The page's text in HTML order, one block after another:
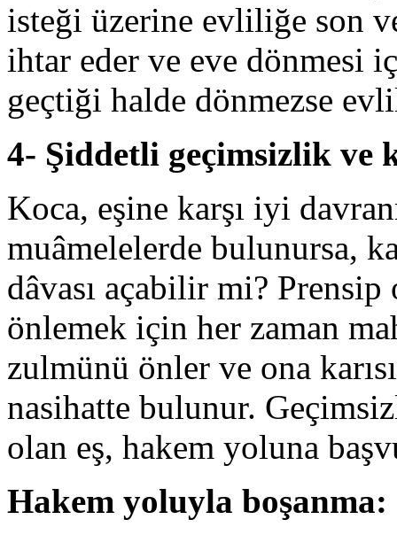
isteği üzerine evliliğe son
ihtar eder ve eve dönmesi
geçtiği halde dönmezse
4- Şiddetli geçimsizlik ve
Koca, eşine karşı iyi
muâmelelerde bulunursa,
dâvası açabilir mi?
önlemek için her zaman
zulmünü önler ve ona
nasihatte bulunur.
olan eş, hakem yoluna
Hakem yoluyla boşanma: